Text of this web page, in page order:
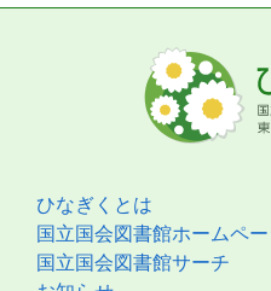
ひなぎくとは
国立国会図書館ホームペ
国立国会図書館サーチ